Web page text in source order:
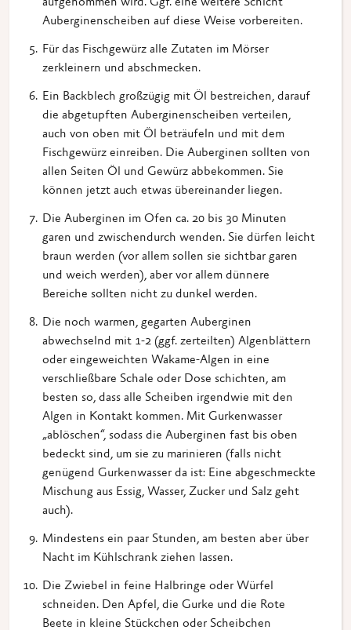
aufgenommen wird. Ggf. eine weitere Schicht
Auberginenscheiben auf diese Weise vorbereiten.
Für das Fischgewürz alle Zutaten im Mörser
zerkleinern und abschmecken.
Ein Backblech großzügig mit Öl bestreichen, darauf
die abgetupften Auberginenscheiben verteilen,
auch von oben mit Öl beträufeln und mit dem
Fischgewürz einreiben. Die Auberginen sollten von
allen Seiten Öl und Gewürz abbekommen. Sie
können jetzt auch etwas übereinander liegen.
Die Auberginen im Ofen ca. 20 bis 30 Minuten
garen und zwischendurch wenden. Sie dürfen leicht
braun werden (vor allem sollen sie sichtbar garen
und weich werden), aber vor allem dünnere
Bereiche sollten nicht zu dunkel werden.
Die noch warmen, gegarten Auberginen
abwechselnd mit 1-2 (ggf. zerteilten) Algenblättern
oder eingeweichten Wakame-Algen in eine
verschließbare Schale oder Dose schichten, am
besten so, dass alle Scheiben irgendwie mit den
Algen in Kontakt kommen. Mit Gurkenwasser
„ablöschen“, sodass die Auberginen fast bis oben
bedeckt sind, um sie zu marinieren (falls nicht
genügend Gurkenwasser da ist: Eine abgeschmeckte
Mischung aus Essig, Wasser, Zucker und Salz geht
auch).
Mindestens ein paar Stunden, am besten aber über
Nacht im Kühlschrank ziehen lassen.
Die Zwiebel in feine Halbringe oder Würfel
schneiden. Den Apfel, die Gurke und die Rote
Beete in kleine Stückchen oder Scheibchen